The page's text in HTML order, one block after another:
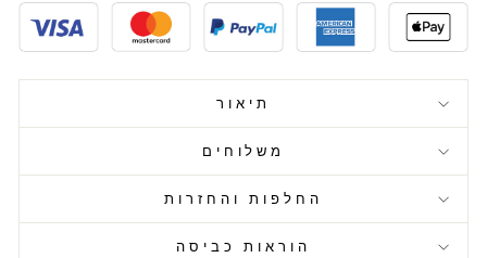
תיאור
משלוחים
החלפות והחזרות
הוראות כביסה